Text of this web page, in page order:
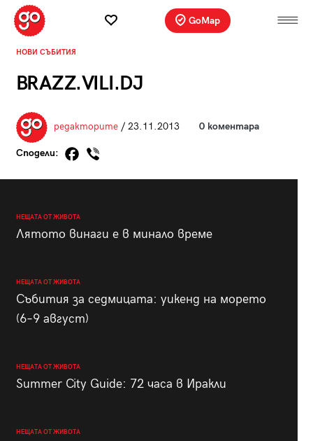
GoMap
НОВИ СЪБИТИЯ
BRAZZ.VILI.DJ
редакторите/ 23.11.2013 0 коментара
Сподели:
НЕЩАТА ОТ ЖИВОТА
Лятото винаги е в минало време
НЕЩАТА ОТ ЖИВОТА
Събития за седмицата: уикенд на морето
(6–9 август)
НЕЩАТА ОТ ЖИВОТА
Summer City Guide: 72 часа в Иракли
НЕЩАТА ОТ ЖИВОТА